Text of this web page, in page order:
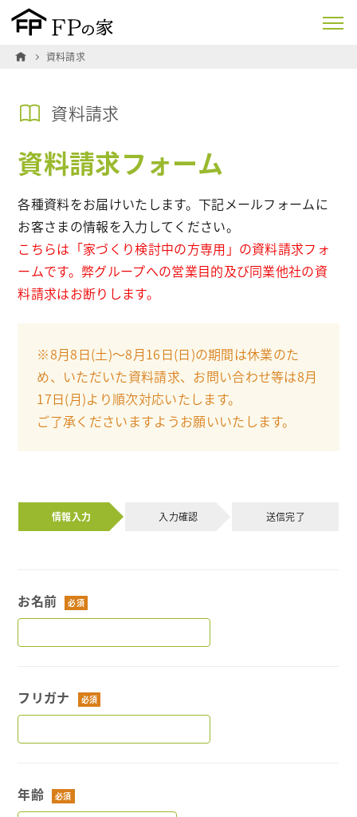
資料請求
資料請求
資料請求フォーム
各種資料をお届けいたします。下記メールフォームに
お客さまの情報を入力してください。
こちらは「家づくり検討中の方専用」の資料請求フォ
ームです。弊グループへの営業目的及び同業他社の資
料請求はお断りします。
※8月8日(土)〜8月16日(日)の期間は休業のた
め、いただいた資料請求、お問い合わせ等は8月
17日(月)より順次対応いたします。
ご了承くださいますようお願いいたします。
情報入力 入力確認 送信完了
お名前
フリガナ
年齢